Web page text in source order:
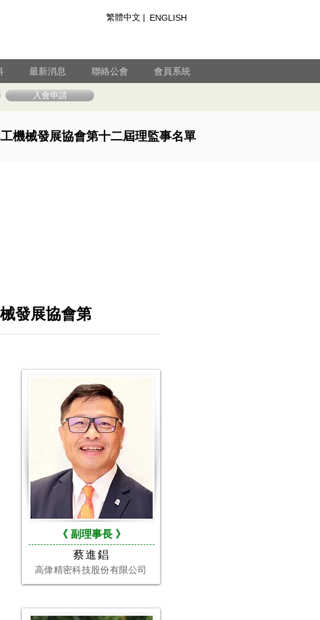
繁體中文 | ENGLISH
最新消息 聯絡公會 會員系統
入會申請
機械發展協會第十二屆理監事名單
發展協會第
《 副理事長 》
蔡進錩
高偉精密科技股份有限公司